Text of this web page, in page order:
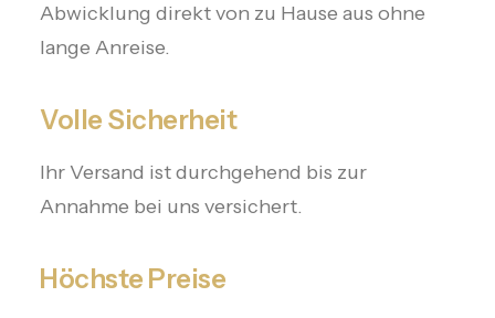
Abwicklung direkt von zu Hause aus ohne
lange Anreise.
Volle Sicherheit
Ihr Versand ist durchgehend bis zur
Annahme bei uns versichert.
Höchste Preise